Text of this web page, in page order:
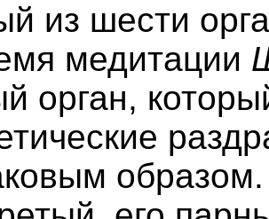
из шести
медитации
орган,